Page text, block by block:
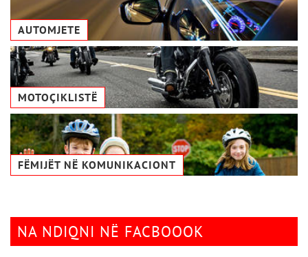
AUTOMJETE
MOTOÇIKLISTË
FËMIJËT NË KOMUNIKACIONТ
NA NDIQNI NË FACBOOOK